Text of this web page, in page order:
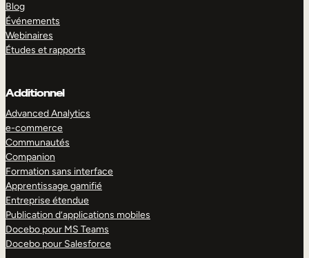
Blog
Événements
Webinaires
Études et rapports
Additionnel
Advanced Analytics
e-commerce
Communautés
Companion
Formation sans interface
Apprentissage gamifié
Entreprise étendue
Publication d’applications mobiles
Docebo pour MS Teams
Docebo pour Salesforce